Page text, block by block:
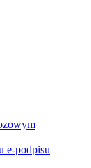
e-podpisu